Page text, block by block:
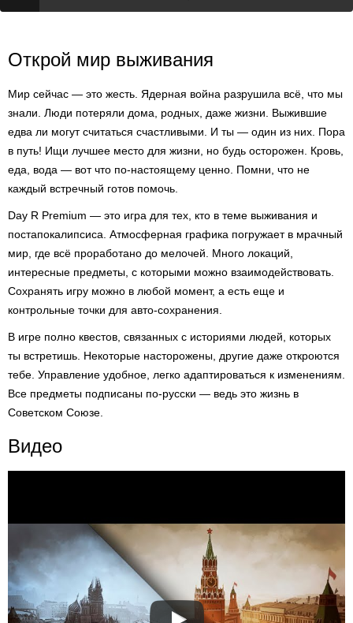
Открой мир выживания
Мир сейчас — это жесть. Ядерная война разрушила всё, что мы
знали. Люди потеряли дома, родных, даже жизни. Выжившие
едва ли могут считаться счастливыми. И ты — один из них. Пора
в путь! Ищи лучшее место для жизни, но будь осторожен. Кровь,
еда, вода — вот что по-настоящему ценно. Помни, что не
каждый встречный готов помочь.
Day R Premium — это игра для тех, кто в теме выживания и
постапокалипсиса. Атмосферная графика погружает в мрачный
мир, где всё проработано до мелочей. Много локаций,
интересные предметы, с которыми можно взаимодействовать.
Сохранять игру можно в любой момент, а есть еще и
контрольные точки для авто-сохранения.
В игре полно квестов, связанных с историями людей, которых
ты встретишь. Некоторые насторожены, другие даже откроются
тебе. Управление удобное, легко адаптироваться к изменениям.
Все предметы подписаны по-русски — ведь это жизнь в
Советском Союзе.
Видео